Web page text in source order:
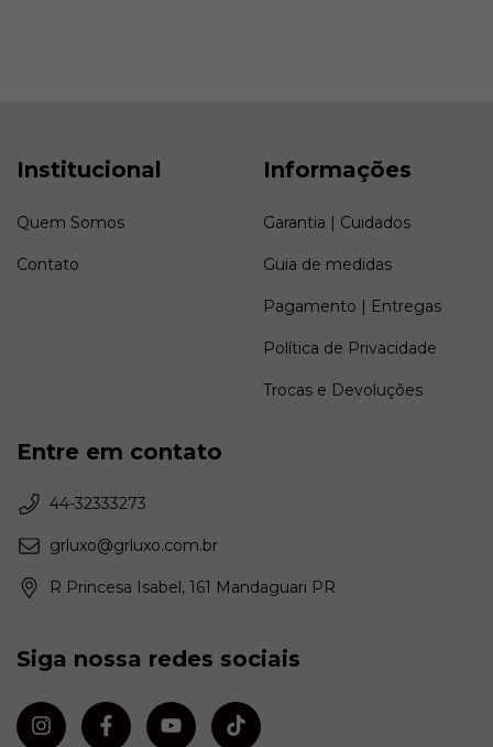
Institucional
Quem Somos
Contato
Informações
Garantia | Cuidados
Guia de medidas
Pagamento | Entregas
Política de Privacidade
Trocas e Devoluções
Entre em contato
44-32333273
grluxo@grluxo.com.br
R Princesa Isabel, 161 Mandaguari PR
Siga nossa redes sociais